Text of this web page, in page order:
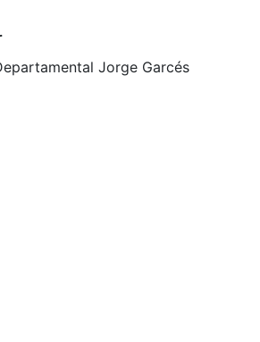
Jorge Garcés